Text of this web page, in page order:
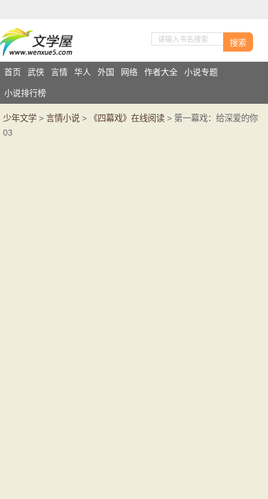
搜索
首页 武侠 言情 华人 外国 网络 作者大全 小说专题
小说排行榜
少年文学 > 言情小说 > 《四幕戏》在线阅读 > 第一幕戏：给深爱的你
03